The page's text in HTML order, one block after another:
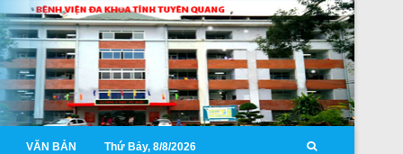
VĂN BẢN Thứ Bảy, 8/8/2026